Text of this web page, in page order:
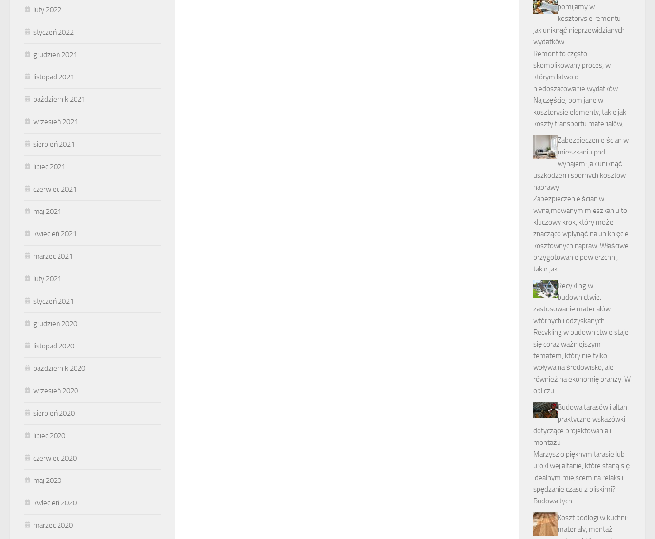
luty 2022
styczeń 2022
grudzień 2021
listopad 2021
październik 2021
wrzesień 2021
sierpień 2021
lipiec 2021
czerwiec 2021
maj 2021
kwiecień 2021
marzec 2021
luty 2021
styczeń 2021
grudzień 2020
listopad 2020
październik 2020
wrzesień 2020
sierpień 2020
lipiec 2020
czerwiec 2020
maj 2020
kwiecień 2020
marzec 2020
pomijamy w
kosztorysie remontu i
jak uniknąć nieprzewidzianych
wydatków
Remont to często
skomplikowany proces, w
którym łatwo o
niedoszacowanie wydatków.
Najczęściej pomijane w
kosztorysie elementy, takie jak
koszty transportu materiałów, …
Zabezpieczenie ścian w
mieszkaniu pod
wynajem: jak uniknąć
uszkodzeń i spornych kosztów
naprawy
Zabezpieczenie ścian w
wynajmowanym mieszkaniu to
kluczowy krok, który może
znacząco wpłynąć na uniknięcie
kosztownych napraw. Właściwe
przygotowanie powierzchni,
takie jak …
Recykling w
budownictwie:
zastosowanie materiałów
wtórnych i odzyskanych
Recykling w budownictwie staje
się coraz ważniejszym
tematem, który nie tylko
wpływa na środowisko, ale
również na ekonomię branży. W
obliczu …
Budowa tarasów i altan:
praktyczne wskazówki
dotyczące projektowania i
montażu
Marzysz o pięknym tarasie lub
urokliwej altanie, które staną się
idealnym miejscem na relaks i
spędzanie czasu z bliskimi?
Budowa tych …
Koszt podłogi w kuchni:
materiały, montaż i